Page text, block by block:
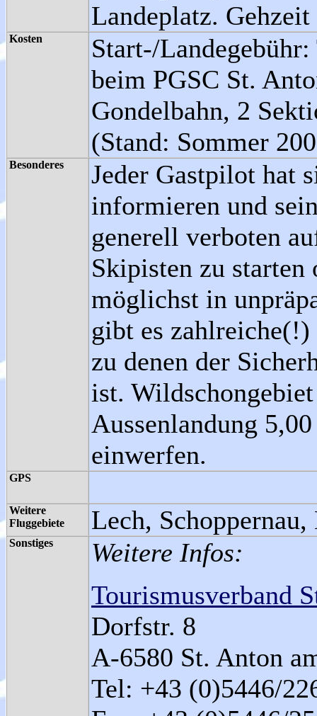
Landeplatz.
Kosten
Start-/
beim PGSC St.
Gondelbahn, 2
(Stand: Sommer
Besonderes
Jeder Gastpilot hat
informieren und
generell verboten
Skipisten zu starten
möglichst in
gibt es
zu denen der
ist.
Aussenlandung
einwerfen.
GPS
Weitere
Fluggebiete
Lech,
Sonstiges
Weitere Infos:
Tourismusverband
Dorfstr. 8
A-6580 St. Anton
Tel: +43 (0)5446/